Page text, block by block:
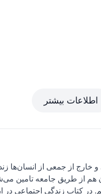
اطلاعات بیشتر
و خارج از جمعی از انسان‌ها
هم از طریق جامعه تامین
در کتاب زندگی اجتماعی در